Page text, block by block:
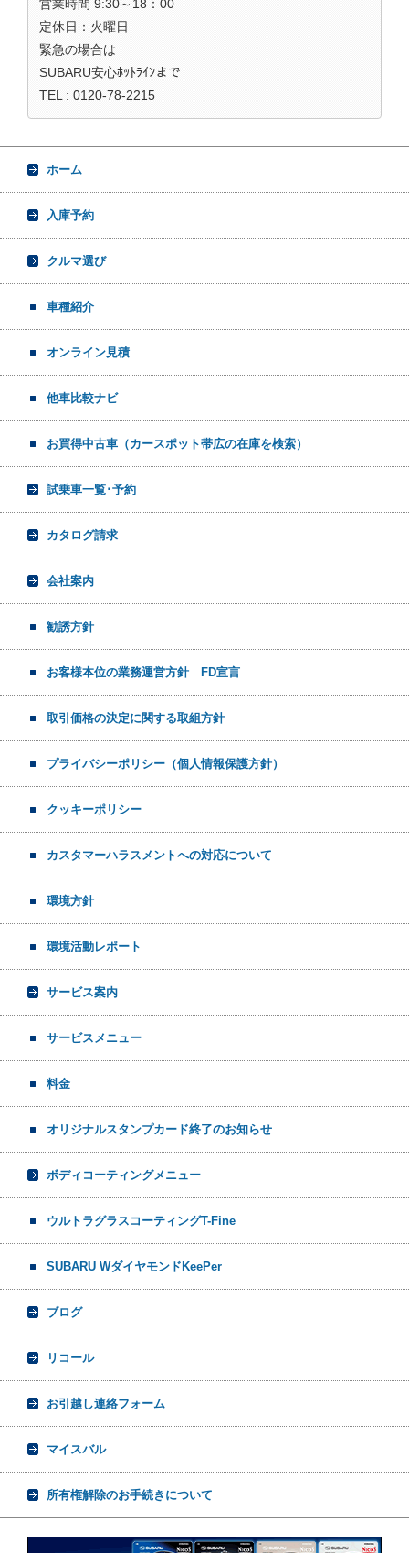
営業時間 9:30～18：00
定休日：火曜日
緊急の場合は
SUBARU安心ﾎｯﾄﾗｲﾝまで
TEL : 0120-78-2215
ホーム
入庫予約
クルマ選び
車種紹介
オンライン見積
他車比較ナビ
お買得中古車（カースポット帯広の在庫を検索）
試乗車一覧･予約
カタログ請求
会社案内
勧誘方針
お客様本位の業務運営方針 FD宣言
取引価格の決定に関する取組方針
プライバシーポリシー（個人情報保護方針）
クッキーポリシー
カスタマーハラスメントへの対応について
環境方針
環境活動レポート
サービス案内
サービスメニュー
料金
オリジナルスタンプカード終了のお知らせ
ボディコーティングメニュー
ウルトラグラスコーティングT-Fine
SUBARU WダイヤモンドKeePer
ブログ
リコール
お引越し連絡フォーム
マイスバル
所有権解除のお手続きについて